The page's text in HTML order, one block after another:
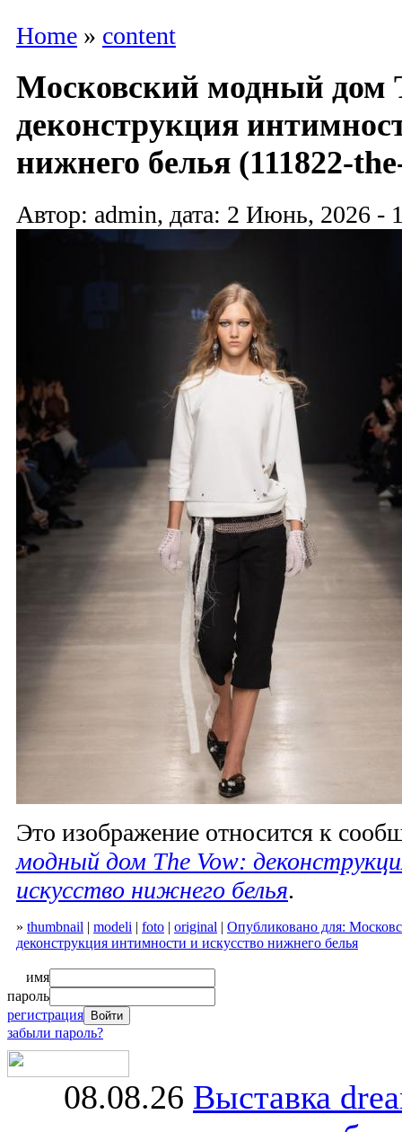
Home » content
Московский модный дом
деконструкция
нижнего белья (111822-
Автор: admin, дата: 2 Июнь, 2026 -
Это изображение относится к
модный дом The Vow:
искусство нижнего белья.
» thumbnail | modeli | foto | original | Опубликовано для:
деконструкция интимности и искусство нижнего белья
имя
пароль
регистрация
забыли пароль?
08.08.26 Выставка